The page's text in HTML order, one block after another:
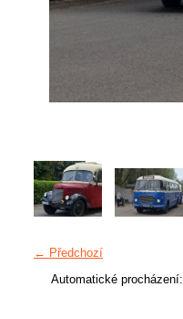
← Předchozí
Automatické procházení: